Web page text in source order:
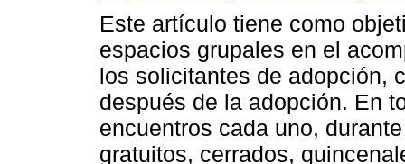
Este artículo tiene como
espacios grupales en el
los solicitantes de adopción,
después de la adopción. En
encuentros cada uno,
gratuitos, cerrados,